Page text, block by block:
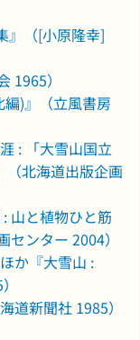
』（[小原隆幸]
1965）
)』（立風書房
: 「大雪山国立
（北海道出版企画
山と植物ひと筋
ンター 2004）
か『大雪山 :
道新聞社 1985）